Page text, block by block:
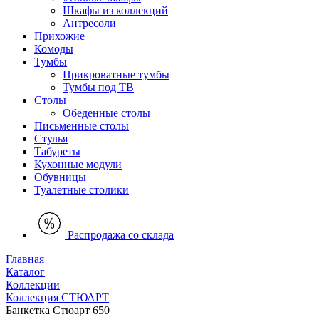
Шкафы из коллекций
Антресоли
Прихожие
Комоды
Тумбы
Прикроватные тумбы
Тумбы под ТВ
Столы
Обеденные столы
Письменные столы
Стулья
Табуреты
Кухонные модули
Обувницы
Туалетные столики
Распродажа со склада
Главная
Каталог
Коллекции
Коллекция СТЮАРТ
Банкетка Стюарт 650